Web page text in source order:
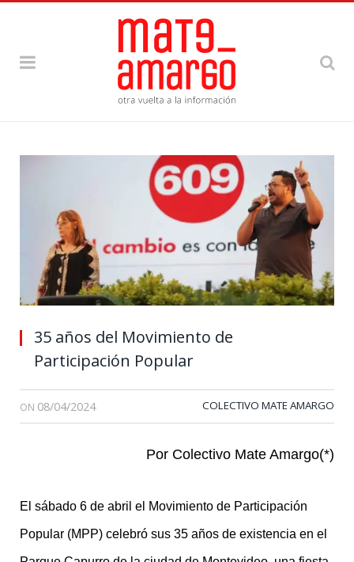
35 años del Movimiento de
Participación Popular
ON 08/04/2024 COLECTIVO MATE AMARGO
Por Colectivo Mate Amargo(*)
El sábado 6 de abril el Movimiento de Participación
Popular (MPP) celebró sus 35 años de existencia en el